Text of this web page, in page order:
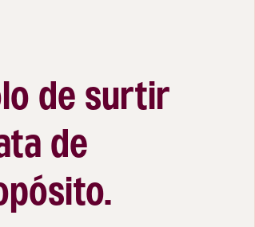
de surtir
de